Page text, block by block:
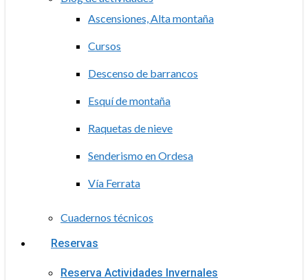
Ascensiones, Alta montaña
Cursos
Descenso de barrancos
Esquí de montaña
Raquetas de nieve
Senderismo en Ordesa
Vía Ferrata
Cuadernos técnicos
Reservas
Reserva Actividades Invernales